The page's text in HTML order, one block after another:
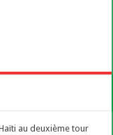
au deuxième tour